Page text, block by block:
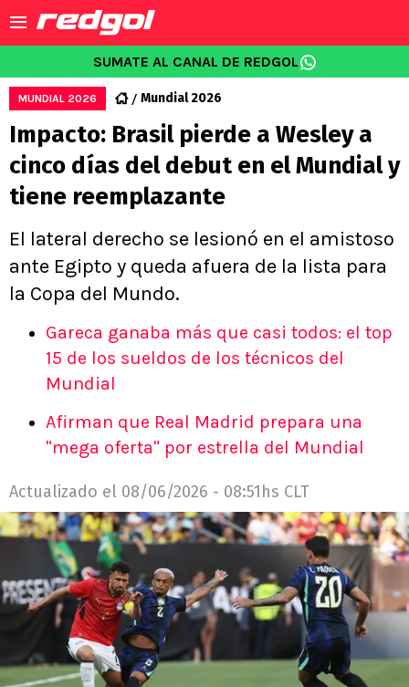
SUMATE AL CANAL DE REDGOL
MUNDIAL 2026 Mundial 2026
Impacto: Brasil pierde a Wesley a
cinco días del debut en el Mundial y
tiene reemplazante
El lateral derecho se lesionó en el amistoso
ante Egipto y queda afuera de la lista para
la Copa del Mundo.
Gareca ganaba más que casi todos: el top
15 de los sueldos de los técnicos del
Mundial
Afirman que Real Madrid prepara una
"mega oferta" por estrella del Mundial
Actualizado el 08/06/2026 - 08:51hs CLT